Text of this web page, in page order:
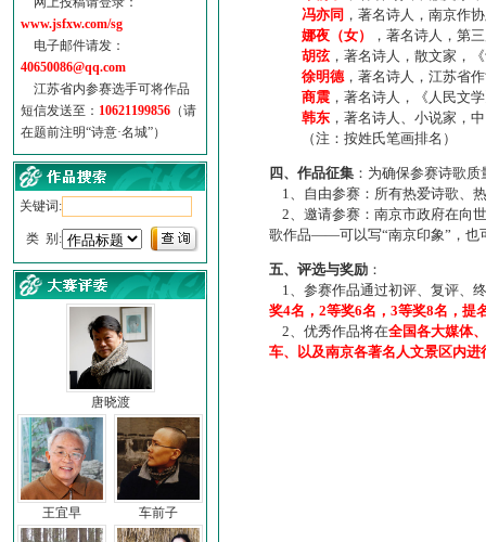
www.jsfxw.com/sg
电子邮件请发：
40650086@qq.com
江苏省内参赛选手可将作品
短信发送至： 10621199856 （请
在题前注明“诗意·名城”）
关键词:
类 别:
唐晓渡
王宜早 车前子
冯亦同 ，著名诗人，南京作
娜夜（女）
，著名诗人，第
胡弦，著名诗人，散文家，
徐明德，著名诗人，江苏省
商震 ，著名诗人，《人民文
韩东 ，著名诗人、小说家，
（注：按姓氏笔画排名）
四、作品征集 ：为确保参赛诗歌
1、自由参赛：所有热爱诗歌、
2、邀请参赛：南京市政府在向
歌作品——可以写“南京印象”，也
五、评选与奖励 ：
1、参赛作品通过初评、复评、
奖4名，2等奖6名，3等奖8名，提
2、优秀作品将在全国各大媒体
车、以及南京各著名人文景区内进